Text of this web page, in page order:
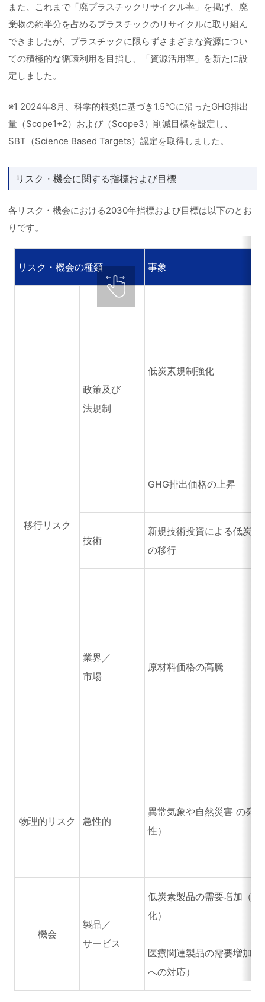
また、これまで「廃プラスチックリサイクル率」を掲げ、廃
棄物の約半分を占めるプラスチックのリサイクルに取り組ん
できましたが、プラスチックに限らずさまざまな資源につい
ての積極的な循環利用を目指し、「資源活用率」を新たに設
定しました。
※1 2024年8月、科学的根拠に基づき1.5℃に沿ったGHG排出
量（Scope1+2）および（Scope3）削減目標を設定し、
SBT（Science Based Targets）認定を取得しました。
リスク・機会に関する指標および目標
各リスク・機会における2030年指標および目標は以下のとお
りです。
リスク・機会の種類 事象
移行リスク
政策及び
法規制
低炭素規制強化
GHG排出価格の上昇
技術
新規技術投資による低炭素
の移行
業界／
市場
原材料価格の高騰
物理的リスク 急性的
異常気象や自然災害 の発
性）
機会
製品／
サービス
低炭素製品の需要増加（嗜
化）
医療関連製品の需要増加（
への対応）